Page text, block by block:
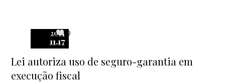
2014
11.17
0
Lei autoriza uso de seguro-garantia em
execução fiscal